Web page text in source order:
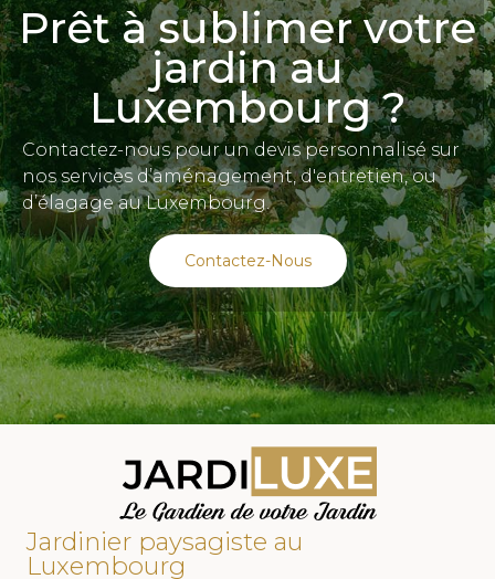
Prêt à sublimer votre
jardin au
Luxembourg ?
Contactez-nous pour un devis personnalisé sur
nos services d’aménagement, d'entretien, ou
d’élagage au Luxembourg.
Contactez-Nous
Jardinier paysagiste au
Luxembourg